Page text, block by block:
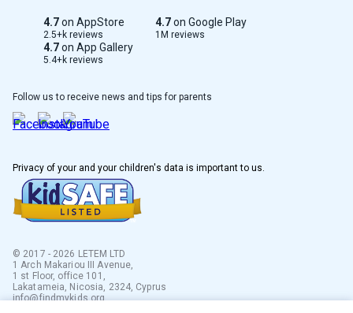
Follow us to receive news and tips for parents
© 2017 - 2026 LETEM LTD
1 Arch Makariou III Avenue,
1 st Floor, office 101,
Lakatameia, Nicosia, 2324, Cyprus
info@findmykids.org
Privacy of your and your children's data is important to us.
4.7on AppStore
2.5+k reviews
4.7on Google Play
1M reviews
4.7on App Gallery
5.4+k reviews